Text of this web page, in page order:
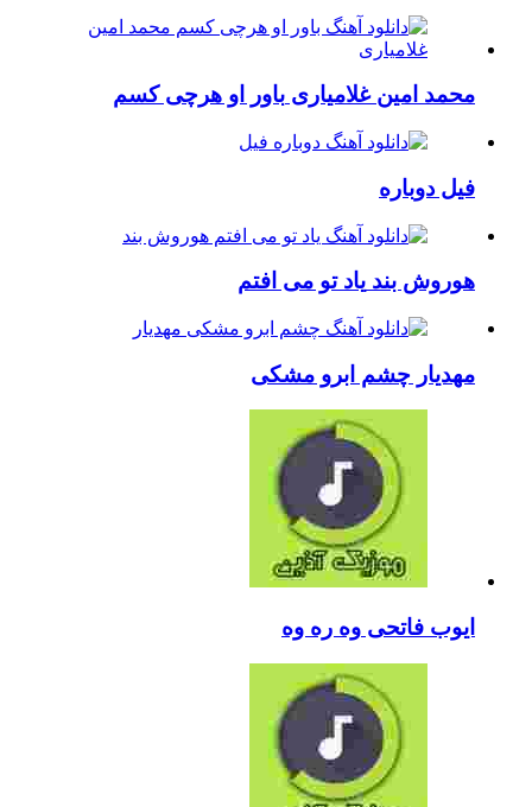
محمد امین غلامیاری باور او هرچی کسم
فیل دوباره
هوروش بند یاد تو می افتم
مهدیار چشم ابرو مشکی
ایوب فاتحی وه ره وه